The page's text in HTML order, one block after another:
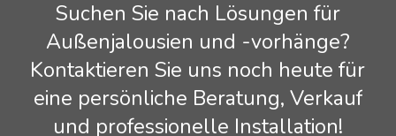
Suchen Sie nach Lösungen für
Außenjalousien und -vorhänge?
Kontaktieren Sie uns noch heute für
eine persönliche Beratung, Verkauf
und professionelle Installation!